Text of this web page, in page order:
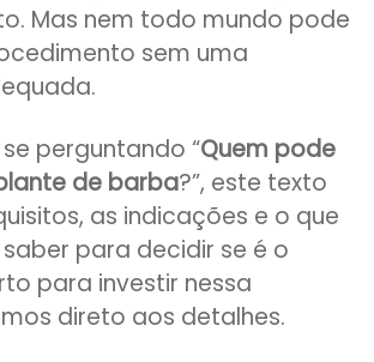
Mas nem todo mundo pode
sem uma
perguntando “Quem pode
de barba?”, este texto
as indicações e o que
para decidir se é o
para investir nessa
direto aos detalhes.